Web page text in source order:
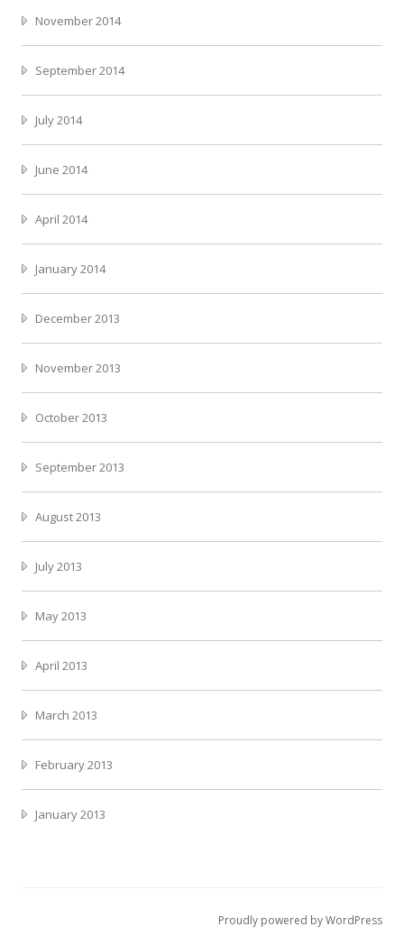
November 2014
September 2014
July 2014
June 2014
April 2014
January 2014
December 2013
November 2013
October 2013
September 2013
August 2013
July 2013
May 2013
April 2013
March 2013
February 2013
January 2013
Proudly powered by WordPress